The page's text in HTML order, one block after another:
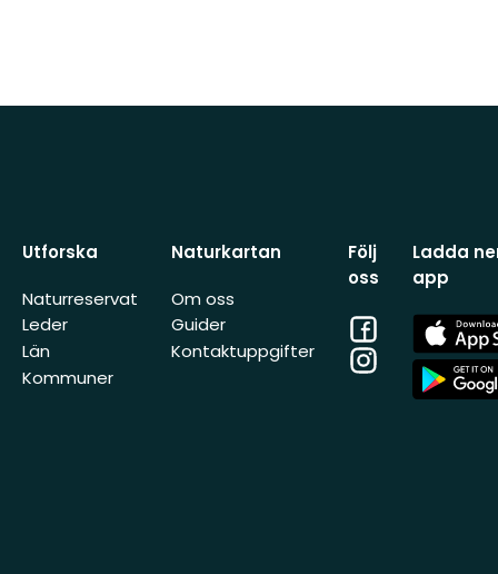
Utforska
Naturreservat
Leder
Län
Kommuner
Naturkartan
Om oss
Guider
Kontaktuppgifter
Följ
oss
Facebook
Instagram
Ladda
app
App
Store
App
Store